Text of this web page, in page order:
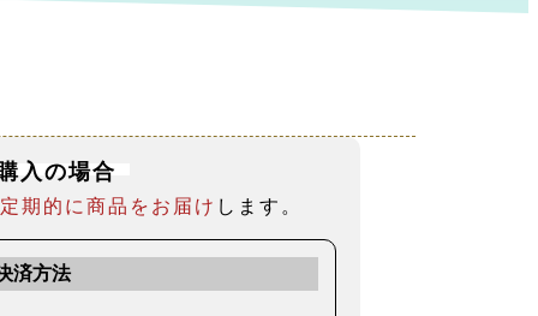
入の場合
定期的に商品をお届け します。
済方法